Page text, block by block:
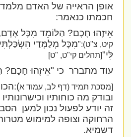
אופן הראייה של האדם מלמד
חכמתו כנאמר:
אֵיזֶהוּ חָכָם? הַלּוֹמֵד מִכָּל
קיט, צ"ט):"מִכָּל מְלַמְּדַי הִשְׂכַּלְתִּי,
לִּי"[תהלים קי"ט, "ט]
עוד מתברר כי "אֵיזֶהוּ חָכָם?
[מסכת תמיד (דף לב, עמוד א
ובודק מה כוחותיו
זה יודע לפעול נכון למען
הרחוקה וצופה למימוש
דשמיא.